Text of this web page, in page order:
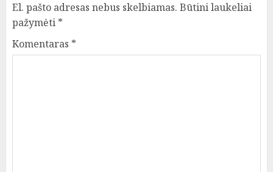
El. pašto adresas nebus skelbiamas. Būtini laukeliai
pažymėti *
Komentaras *